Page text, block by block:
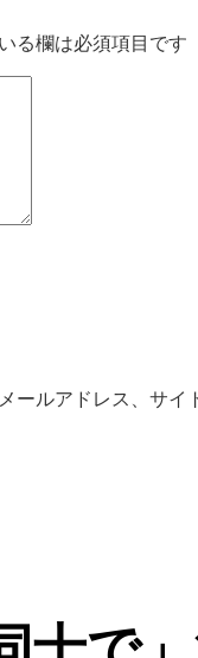
る欄は必須項目です
ールアドレス、サイ